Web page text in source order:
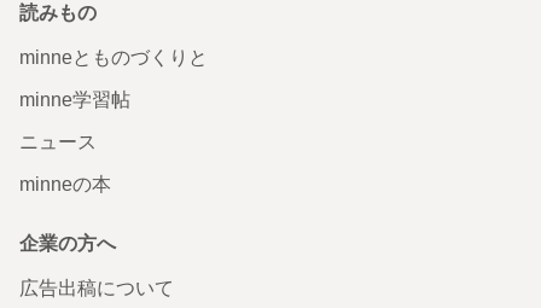
読みもの
minneとものづくりと
minne学習帖
ニュース
minneの本
企業の方へ
広告出稿について